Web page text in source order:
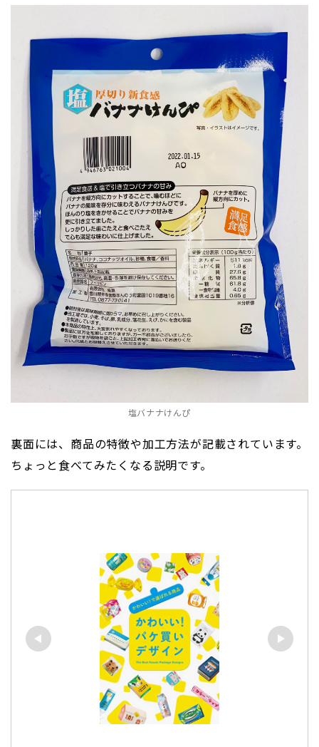
塩バナナけんぴ
裏面には、商品の特徴や加工方法が記載されています。
ちょっと食べてみたくなる説明です。